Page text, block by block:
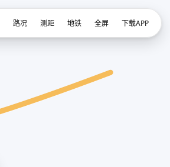
路况 测距 地铁 全屏 下载APP